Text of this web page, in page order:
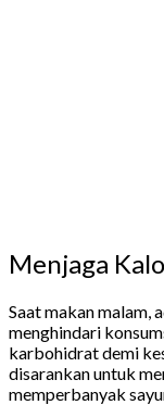
Menjaga
Saat makan malam,
menghindari
karbohidrat demi
disarankan untuk
memperbanyak